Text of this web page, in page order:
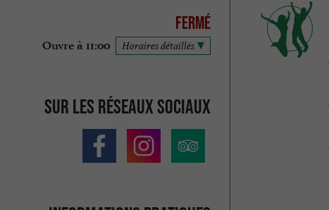
Fermé
Ouvre à 11:00 Horaires détaillés
Sur les réseaux sociaux